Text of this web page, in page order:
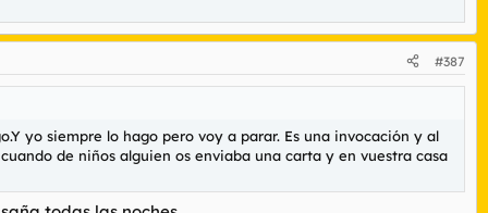
#387
yo siempre lo hago pero voy a parar. Es una invocación y al
de niños alguien os enviaba una carta y en vuestra casa